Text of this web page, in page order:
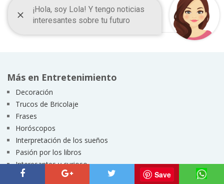
Más en Entretenimiento
Decoración
Trucos de Bricolaje
Frases
Horóscopos
Interpretación de los sueños
Pasión por los libros
Interesantes y curioso
Save